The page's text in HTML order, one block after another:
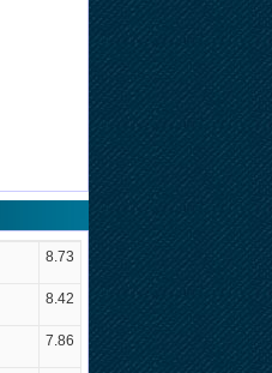
8.73
8.42
7.86